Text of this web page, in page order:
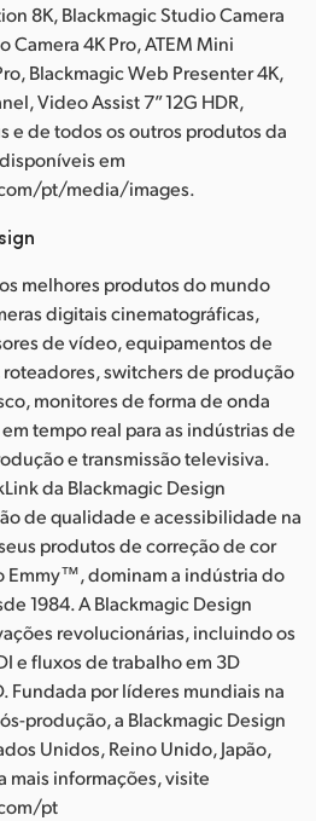
8K, Blackmagic Studio Camera
Camera 4K Pro, ATEM Mini
Blackmagic Web Presenter 4K,
Video Assist 7” 12G HDR,
e de todos os outros produtos da
em
pt/media/images.
melhores produtos do mundo
digitais cinematográficas,
de vídeo, equipamentos de
switchers de produção
monitores de forma de onda
tempo real para as indústrias de
e transmissão televisiva.
da Blackmagic Design
de qualidade e acessibilidade na
produtos de correção de cor
Emmy™, dominam a indústria do
1984. A Blackmagic Design
revolucionárias, incluindo os
e fluxos de trabalho em 3D
Fundada por líderes mundiais na
produção, a Blackmagic Design
Unidos, Reino Unido, Japão,
mais informações, visite
pt